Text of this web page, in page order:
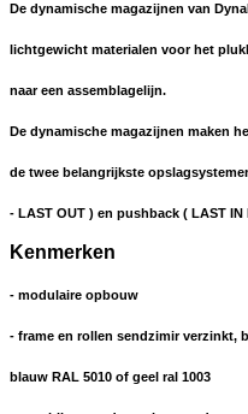
De dynamische magazijnen van
lichtgewicht materialen voor het
naar een assemblagelijn.
De dynamische magazijnen maken
de twee belangrijkste
- LAST OUT ) en pushback ( LAST IN
Kenmerken
- modulaire opbouw
- frame en rollen sendzimir verzinkt,
blauw RAL 5010 of geel ral 1003